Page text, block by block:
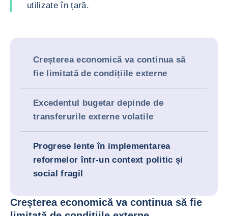
utilizate în țară.
Creșterea economică va continua să
fie limitată de condițiile externe
Excedentul bugetar depinde de
transferurile externe volatile
Progrese lente în implementarea
reformelor într-un context politic și
social fragil
Creșterea economică va continua să fie